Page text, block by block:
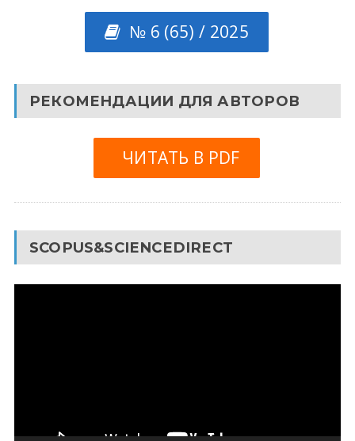
№ 6 (65) / 2025
РЕКОМЕНДАЦИИ ДЛЯ АВТОРОВ
ЧИТАТЬ В PDF
SCOPUS&SCIENCEDIRECT